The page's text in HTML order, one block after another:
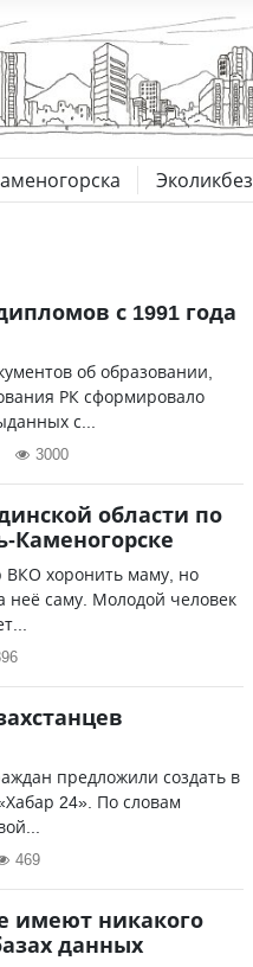
Эколикбез
с 1991 года
об образовании,
РК сформировало
с...
3000
области по
Каменогорске
хоронить маму, но
неё саму. Молодой человек
предложили создать в
24». По словам
469
имеют никакого
данных